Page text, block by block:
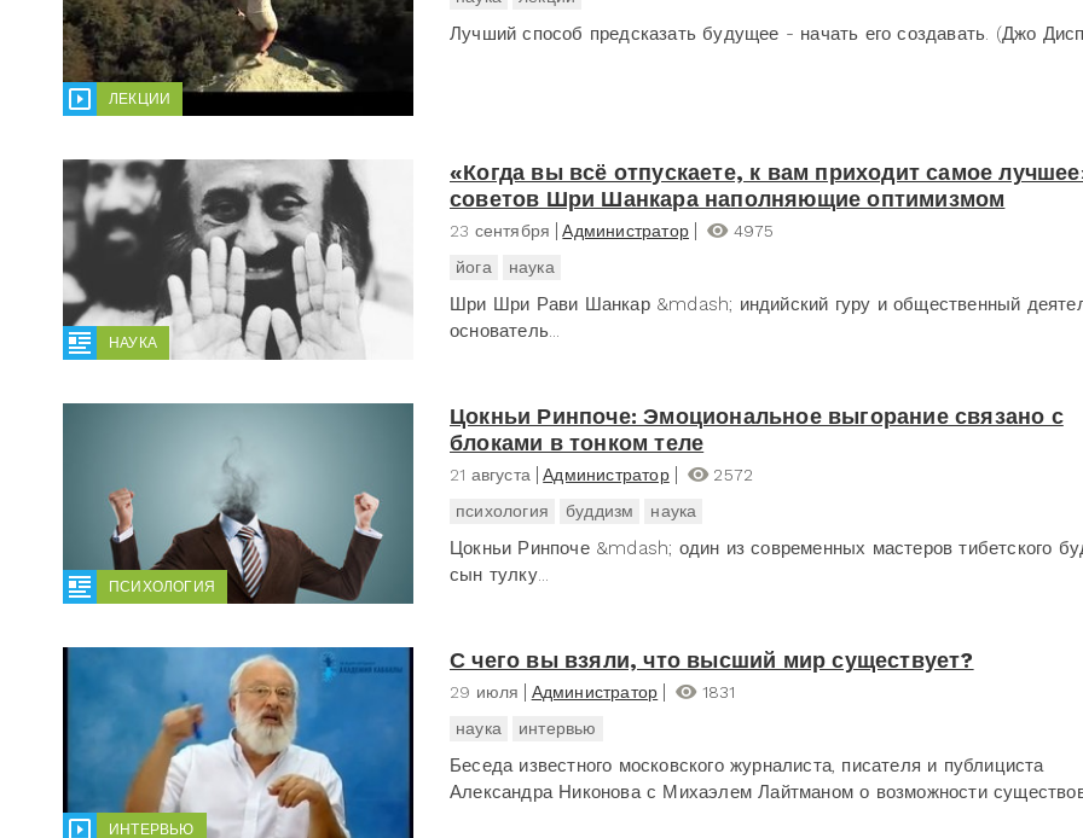
ЛЕКЦИИ
Лучший способ предсказать будущее - начать его создавать. (Джо
НАУКА
«Когда вы всё отпускаете, к вам приходит самое
советов Шри Шанкара наполняющие оптимизмом
23 сентября Администратор
4975
йога
наука
Шри Шри Рави Шанкар &mdash; индийский гуру и общественный
основатель...
ПСИХОЛОГИЯ
Цокньи Ринпоче: Эмоциональное выгорание связано с
блоками в тонком теле
21 августа Администратор
2572
психология
буддизм наука
Цокньи Ринпоче &mdash; один из современных мастеров тибетского
сын тулку...
ИНТЕРВЬЮ
С чего вы взяли, что высший мир существует?
29 июля Администратор
1831
наука
интервью
Беседа известного московского журналиста, писателя и публициста
Александра Никонова с Михаэлем Лайтманом о возможности